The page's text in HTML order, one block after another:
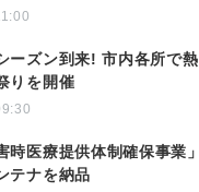
ーズン到来! 市内各所で熱
りを開催
時医療提供体制確保事業」
テナを納品